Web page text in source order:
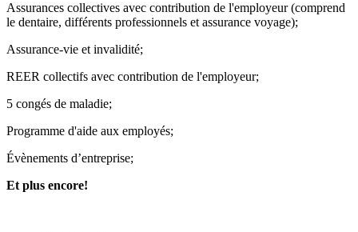
Assurances collectives avec contribution de l'employeur (comprend
le dentaire, différents professionnels et assurance voyage);
Assurance-vie et invalidité;
REER collectifs avec contribution de l'employeur;
5 congés de maladie;
Programme d'aide aux employés;
Évènements d’entreprise;
Et plus encore!